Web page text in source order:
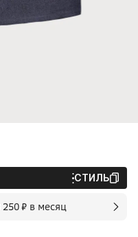
СТИЛЬ
250⁠ ⁠₽ в месяц